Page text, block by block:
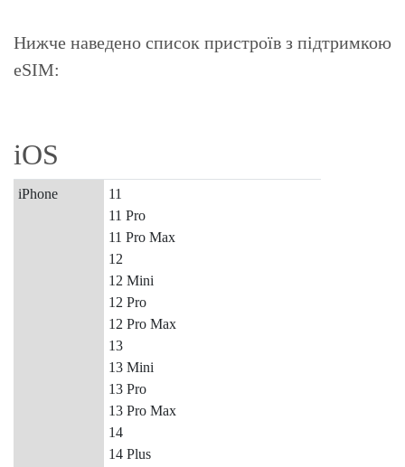
Нижче наведено список пристроїв з підтримкою
eSIM:
iOS
iPhone
11
11 Pro
11 Pro Max
12
12 Mini
12 Pro
12 Pro Max
13
13 Mini
13 Pro
13 Pro Max
14
14 Plus